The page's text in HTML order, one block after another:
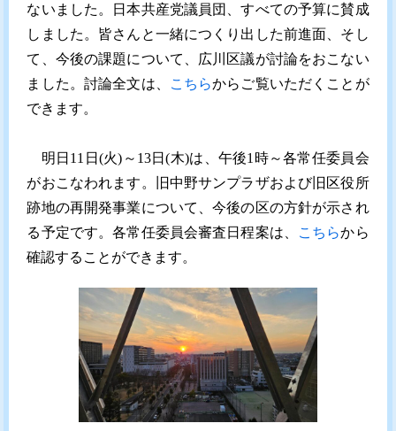
ないました。日本共産党議員団、すべての予算に賛成
しました。皆さんと一緒につくり出した前進面、そし
て、今後の課題について、広川区議が討論をおこない
ました。討論全文は、
こちらからご覧いただくことが
できます。
明日11日(火)～13日(木)は、午後1時～各常任委員会
がおこなわれます。旧中野サンプラザおよび旧区役所
跡地の再開発事業について、今後の区の方針が示され
る予定です。各常任委員会審査日程案は、
こちらから
確認することができます。